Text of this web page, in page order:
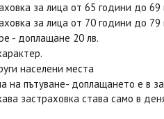
за лица от 65 години до
за лица от 70 години до
- доплащане 20 лв.
населени места
на пътуване- доплащането е в
застраховка става само в